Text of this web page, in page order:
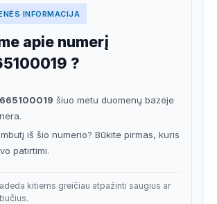
INFORMACIJA
apie numerį
?
šiuo metu duomenų bazėje
iš šio numerio? Būkite pirmas, kuris
patirtimi.
kitiems greičiau atpažinti saugius ar